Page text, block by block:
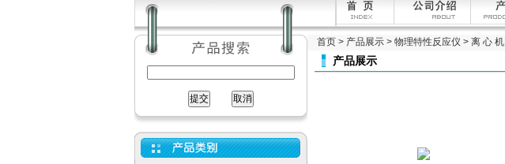
首页 > 产品展示 > 物理特性反应仪 > 离 心 机
产品展示